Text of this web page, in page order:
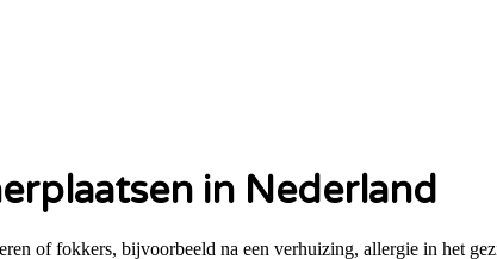
in Nederland
of fokkers, bijvoorbeeld na een verhuizing, allergie in het